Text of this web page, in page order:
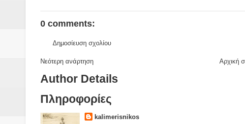
Νεομοναστηριώτικα ...Λαϊκή Μαντεία
Βίντεο του Εφηβικού τμήματος του
0 comments:
Δημοσίευση σχολίου
Νεότερη ανάρτηση Αρχική
Author Details
Πληροφορίες
kalimerisnikos